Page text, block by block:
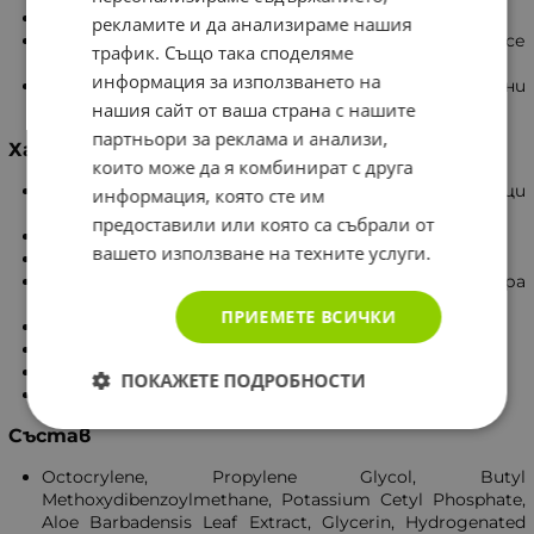
Водоустойчив.
Текстурата му е лека, лесно се нанася и се
абсорбира бързо.
Обогатен с омекотяващи и успокояващи активни
съставки.
Характеристики
Съставът е с добавени активни успокояващи
съставки.
Абсорбира се лесно.
Адаптирано към кожата pH.
Подходящ за всеки тип кожа, с много добра
Не съдържа фталати, алкохол и аромати.
Тестван дерматологично.
95% хидратирана и мека кожа.
95% кожа без зачервявания.
Състав
Octocrylene, Propylene Glycol, Butyl
Methoxydibenzoylmethane, Potassium Cetyl Phosphate,
Aloe Barbadensis Leaf Extract, Glycerin, Hydrogenated
рекламите и да анализираме нашия
трафик. Също така споделяме
информация за използването на
нашия сайт от ваша страна с нашите
партньори за реклама и анализи,
които може да я комбинират с друга
информация, която сте им
предоставили или която са събрали от
вашето използване на техните услуги.
ПРИЕМЕТЕ ВСИЧКИ
ПОКАЖЕТЕ ПОДРОБНОСТИ